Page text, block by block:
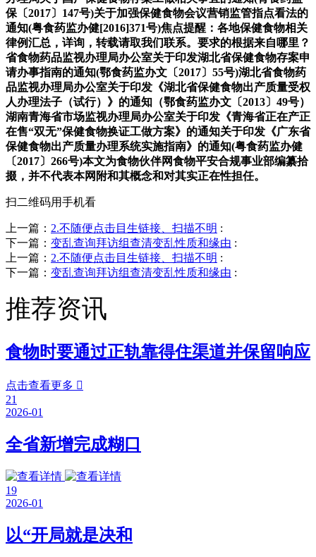
扫二维码用手机看
上一篇： 2.不随便点击目生链接、扫描不明 :
下一篇： 变乱查询拜访组查清变乱性质和缘由 :
上一篇： 2.不随便点击目生链接、扫描不明 :
下一篇： 变乱查询拜访组查清变乱性质和缘由 :
推荐资讯
食物时要通过正轨靠得住渠道并保留响应
点击查看更多 
21
2026-01
全省新增完成糊口
19
2026-01
以“开局就是决和